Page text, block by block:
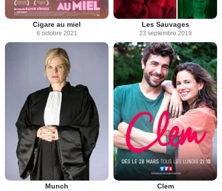
Cigare au miel
6 octobre 2021
Les Sauvages
23 septembre 2019
Munch Clem